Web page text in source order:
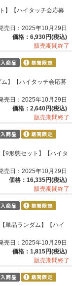
】【ハイタッチ会応募
売日：2025年10月29日
価格：6,930円(税込)
販売期間終了
】【ハイタッチ会応募
売日：2025年10月29日
価格：2,640円(税込)
販売期間終了
9形態セット】【ハイタ
売日：2025年10月29日
価格：16,335円(税込)
販売期間終了
単品ランダム】【ハイ
売日：2025年10月29日
価格：1,815円(税込)
販売期間終了